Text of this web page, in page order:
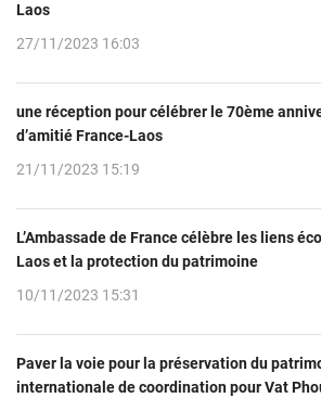
Laos
27/11/2023 16:03
une réception pour célébrer le 70ème
d’amitié France-Laos
21/11/2023 15:19
L’Ambassade de France célèbre les liens
Laos et la protection du patrimoine
10/11/2023 15:31
Paver la voie pour la préservation du
internationale de coordination pour Vat